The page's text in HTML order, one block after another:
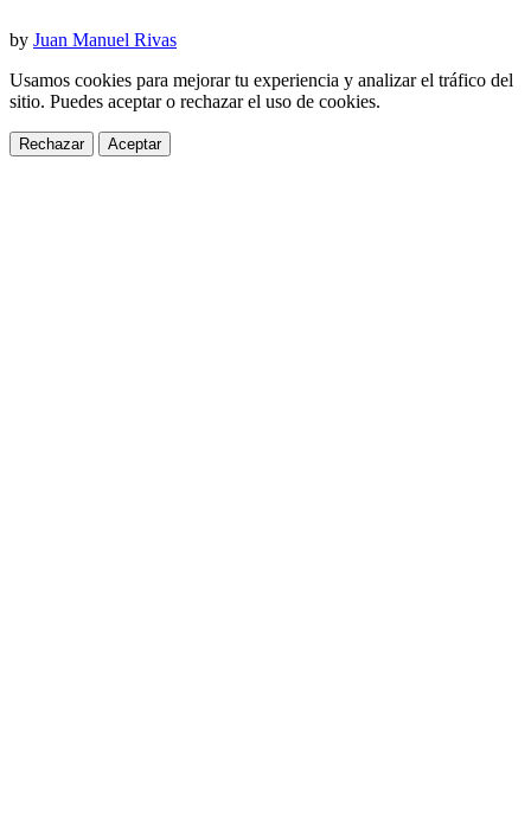
by Juan Manuel Rivas
Usamos cookies para mejorar tu experiencia y analizar el tráfico del
sitio. Puedes aceptar o rechazar el uso de cookies.
Rechazar Aceptar